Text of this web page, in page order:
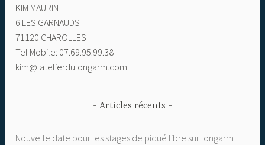
KIM MAURIN
6 LES GARNAUDS
71120 CHAROLLES
Tel Mobile: 07.69.95.99.38
kim@latelierdulongarm.com
Articles récents
Nouvelle date pour les stages de piqué libre sur longarm!